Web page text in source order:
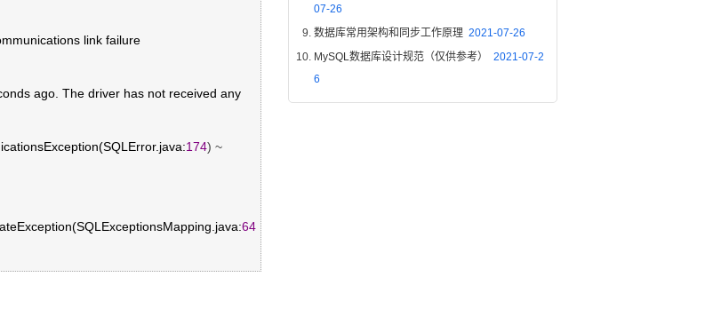
link failure
ago. The driver has not received any
174) ~
64
07-26
数据库常用架构和同步工作原理 2021-07-26
MySQL数据库设计规范（仅供参考） 2021-07-2
6